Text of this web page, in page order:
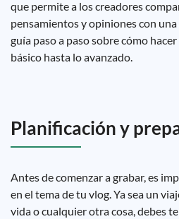
que permite a los creadores
pensamientos y opiniones con
guía paso a paso sobre cómo
básico hasta lo avanzado.
Planificación y
Antes de comenzar a grabar, es
en el tema de tu vlog. Ya sea un
vida o cualquier otra cosa, debes